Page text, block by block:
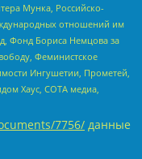
Мунка, Российско-
отношений им
Фонд Бориса Немцова за
Феминистское
Ингушетии, Прометей,
Хаус, СОТА медиа,
7756/ данные